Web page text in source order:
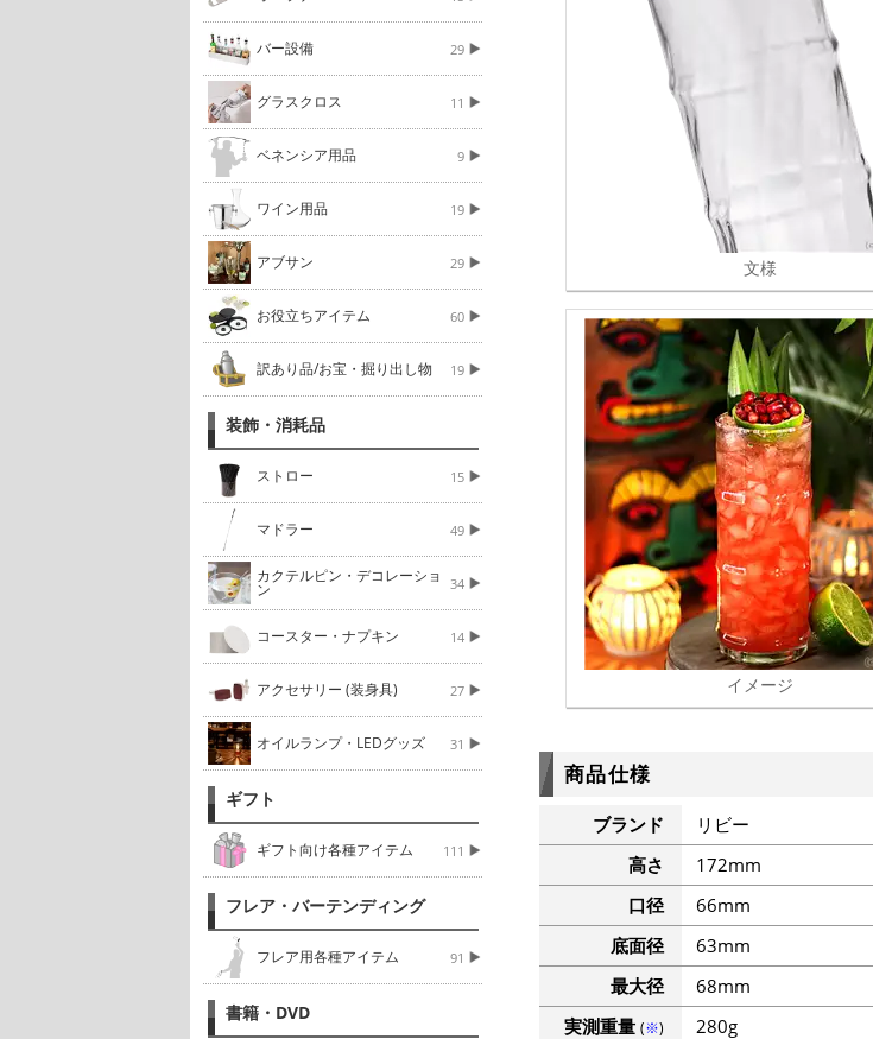
バー設備 29
グラスクロス 11
ベネンシア用品 9
ワイン用品 19
アブサン 29
お役立ちアイテム 60
訳あり品/お宝・掘り出し物 19
装飾・消耗品
ストロー 15
マドラー 49
カクテルピン・デコレーショ
ン 34
コースター・ナプキン 14
アクセサリー (装身具) 27
オイルランプ・LEDグッズ 31
ギフト
ギフト向け各種アイテム 111
フレア・バーテンディング
フレア用各種アイテム 91
書籍・DVD
文様
イメージ
商品仕様
ブランド
リビー
高さ
172mm
口径
66mm
底面径
63mm
最大径
68mm
実測重量 (※)
280g